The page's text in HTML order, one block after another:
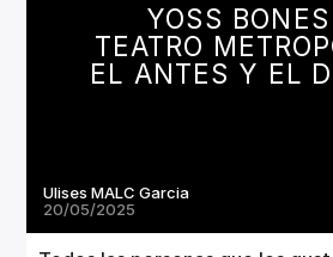
YOSS
TEATRO
EL ANTES Y EL
Ulises MALC Garcia
20/05/2025